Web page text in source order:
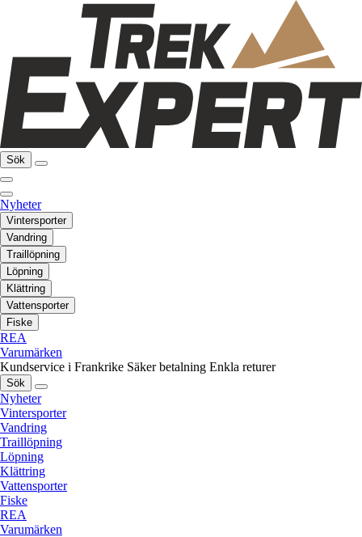
Sök
Nyheter
Vintersporter
Vandring
Traillöpning
Löpning
Klättring
Vattensporter
Fiske
REA
Varumärken
Kundservice i Frankrike Säker betalning Enkla returer
Sök
Nyheter
Vintersporter
Vandring
Traillöpning
Löpning
Klättring
Vattensporter
Fiske
REA
Varumärken